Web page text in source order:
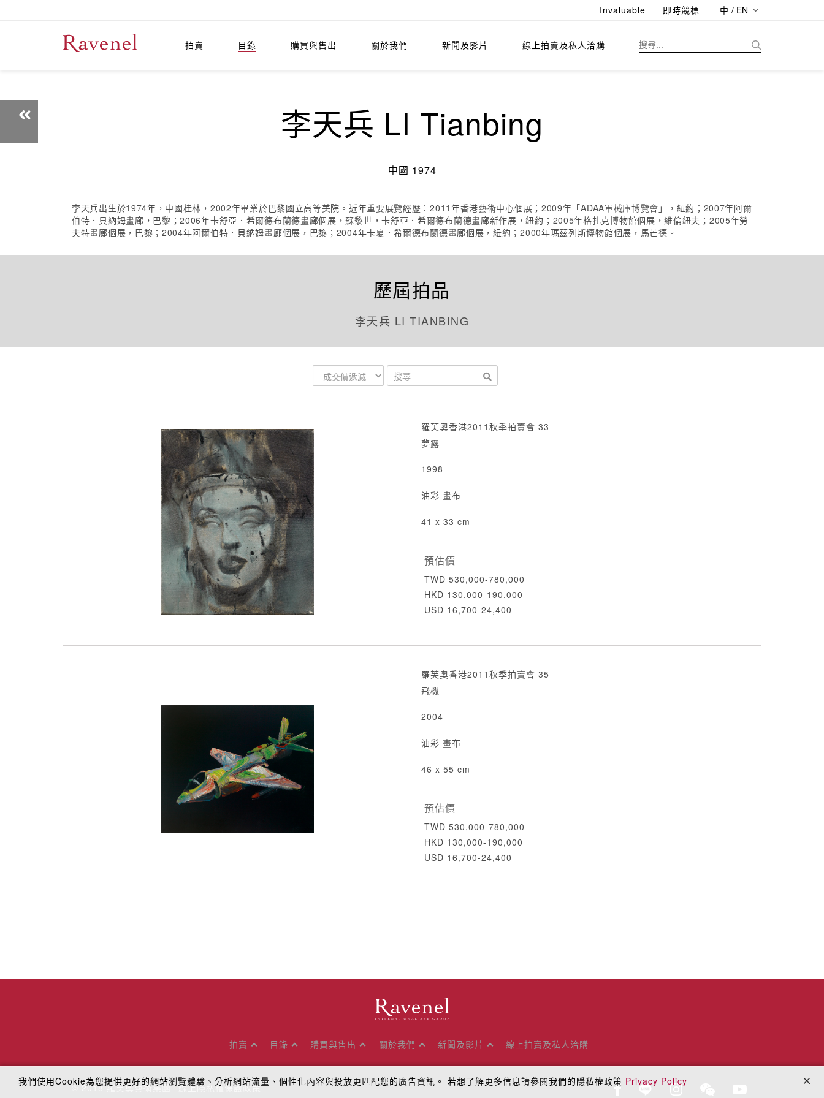
Invaluable 即時競標 中 / EN
拍賣 目錄 購買與售出 關於我們 新聞及影片 線上拍賣及私人洽購
李天兵 LI Tianbing
中國 1974
李天兵出生於1974年，中國桂林，2002年畢業於巴黎國立高等美院。近年重要展覽經歷：2011年香港藝術中心個展；2009年「ADAA軍械庫博覽會」，紐約；2007年阿爾
伯特．貝納姆畫廊，巴黎；2006年卡舒亞．希爾德布蘭德畫廊個展，蘇黎世，卡舒亞．希爾德布蘭德畫廊新作展，紐約；2005年格扎克博物館個展，維倫紐夫；2005年勞
夫特畫廊個展，巴黎；2004年阿爾伯特．貝納姆畫廊個展，巴黎；2004年卡夏．希爾德布蘭德畫廊個展，紐約；2000年瑪茲列斯博物館個展，馬芒德。
歷屆拍品
李天兵 LI TIANBING
羅芙奧香港2011秋季拍賣會 33
夢露
1998
油彩 畫布
41 x 33 cm
預估價
TWD 530,000-780,000
HKD 130,000-190,000
USD 16,700-24,400
羅芙奧香港2011秋季拍賣會 35
飛機
2004
油彩 畫布
46 x 55 cm
預估價
TWD 530,000-780,000
HKD 130,000-190,000
USD 16,700-24,400
拍賣 目錄 購買與售出 關於我們 新聞及影片 線上拍賣及私人洽購
© 2018羅芙奧藝術集團 線上隱私權保護政策
我們使用Cookie為您提供更好的網站瀏覽體驗、分析網站流量、個性化內容與投放更匹配您的廣告資訊。 若想了解更多信息請參閱我們的隱私權政策 Privacy Policy